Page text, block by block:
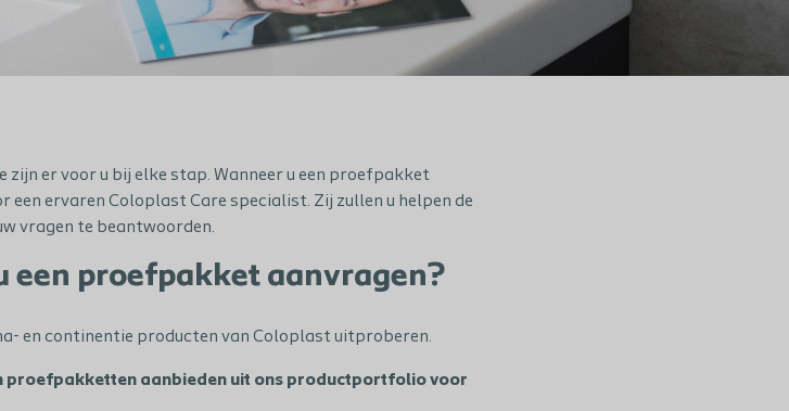
zijn er voor u bij elke stap. Wanneer u een proefpakket
ervaren Coloplast Care specialist. Zij zullen u helpen de
vragen te beantwoorden.
een proefpakket aanvragen?
en continentie producten van Coloplast uitproberen.
proefpakketten aanbieden uit ons productportfolio voor